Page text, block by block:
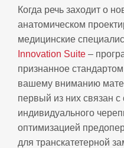
Когда речь заходит о
анатомическом
медицинские
Innovation Suite –
признанное
вашему вниманию
первый из них связан с
индивидуального
оптимизацией
для транскатетерной